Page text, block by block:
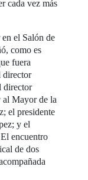
cada vez más
el Salón de
como es
fuera
director
director
al Mayor de la
el presidente
y el
encuentro
de dos